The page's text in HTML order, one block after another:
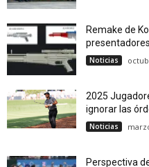
Remake de
Noticias
2025
ignorar las
Noticias
Perspectiva